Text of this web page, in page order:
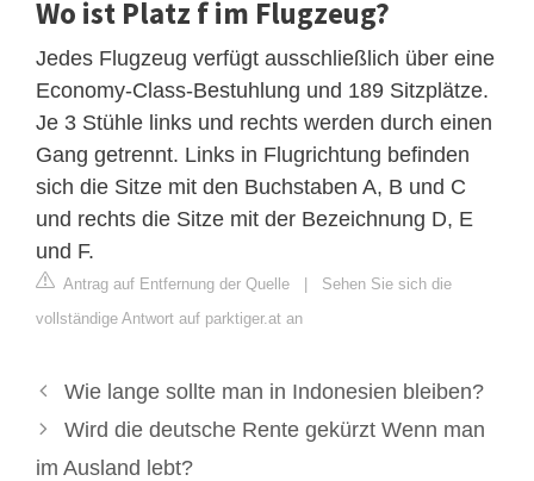
Wo ist Platz f im Flugzeug?
Jedes Flugzeug verfügt ausschließlich über eine
Economy-Class-Bestuhlung und 189 Sitzplätze.
Je 3 Stühle links und rechts werden durch einen
Gang getrennt. Links in Flugrichtung befinden
sich die Sitze mit den Buchstaben A, B und C
und rechts die Sitze mit der Bezeichnung D, E
und F.
Antrag auf Entfernung der Quelle | Sehen Sie sich die
vollständige Antwort auf parktiger.at an
Wie lange sollte man in Indonesien bleiben?
Wird die deutsche Rente gekürzt Wenn man
im Ausland lebt?